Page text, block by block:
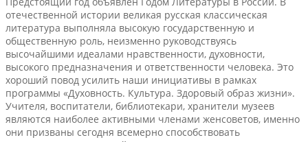
отечественной истории великая русская классическая
литература выполняла высокую государственную и
общественную роль, неизменно руководствуясь
высочайшими идеалами нравственности, духовности,
высокого предназначения и ответственности человека. Это
хороший повод усилить наши инициативы в рамках
программы «Духовность. Культура. Здоровый образ жизни».
Учителя, воспитатели, библиотекари, хранители музеев
являются наиболее активными членами женсоветов, именно
они призваны сегодня всемерно способствовать